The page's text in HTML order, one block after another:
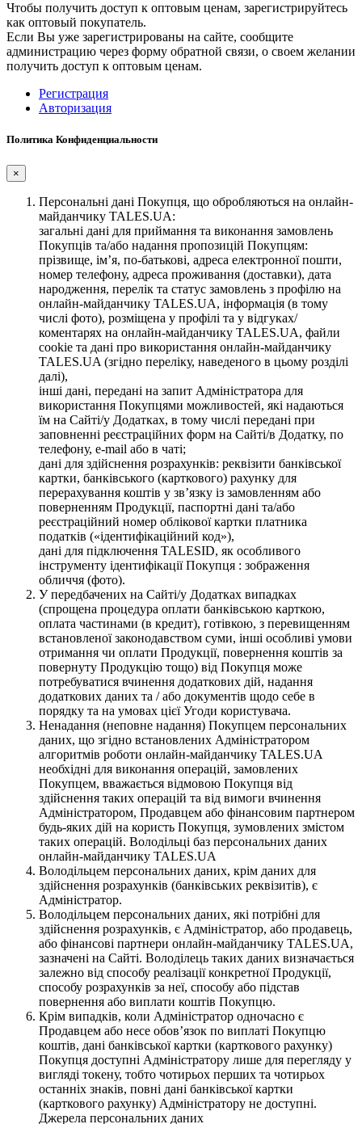
Чтобы получить доступ к оптовым ценам, зарегистрируйтесь
как оптовый покупатель.
Если Вы уже зарегистрированы на сайте, сообщите
администрацию через форму обратной связи, о своем желании
получить доступ к оптовым ценам.
Регистрация
Авторизация
Политика Конфиденциальности
×
Персональні дані Покупця, що обробляються на онлайн-
майданчику TALES.UA:
загальні дані для приймання та виконання замовлень
Покупців та/або надання пропозицій Покупцям:
прізвище, ім’я, по-батькові, адреса електронної пошти,
номер телефону, адреса проживання (доставки), дата
народження, перелік та статус замовлень з профілю на
онлайн-майданчику TALES.UA, інформація (в тому
числі фото), розміщена у профілі та у відгуках/
коментарях на онлайн-майданчику TALES.UA, файли
cookie та дані про використання онлайн-майданчику
TALES.UA (згідно переліку, наведеного в цьому розділі
далі),
інші дані, передані на запит Адміністратора для
використання Покупцями можливостей, які надаються
їм на Сайті/у Додатках, в тому числі передані при
заповненні реєстраційних форм на Сайті/в Додатку, по
телефону, e-mail або в чаті;
дані для здійснення розрахунків: реквізити банківської
картки, банківського (карткового) рахунку для
перерахування коштів у зв’язку із замовленням або
поверненням Продукції, паспортні дані та/або
реєстраційний номер облікової картки платника
податків («ідентифікаційний код»),
дані для підключення TALESID, як особливого
інструменту ідентифікації Покупця : зображення
обличчя (фото).
У передбачених на Сайті/у Додатках випадках
(спрощена процедура оплати банківською карткою,
оплата частинами (в кредит), готівкою, з перевищенням
встановленої законодавством суми, інші особливі умови
отримання чи оплати Продукції, повернення коштів за
повернуту Продукцію тощо) від Покупця може
потребуватися вчинення додаткових дій, надання
додаткових даних та / або документів щодо себе в
порядку та на умовах цієї Угоди користувача.
Ненадання (неповне надання) Покупцем персональних
даних, що згідно встановлених Адміністратором
алгоритмів роботи онлайн-майданчику TALES.UA
необхідні для виконання операцій, замовлених
Покупцем, вважається відмовою Покупця від
здійснення таких операцій та від вимоги вчинення
Адміністратором, Продавцем або фінансовим партнером
будь-яких дій на користь Покупця, зумовлених змістом
таких операцій. Володільці баз персональних даних
онлайн-майданчику TALES.UA
Володільцем персональних даних, крім даних для
здійснення розрахунків (банківських реквізитів), є
Адміністратор.
Володільцем персональних даних, які потрібні для
здійснення розрахунків, є Адміністратор, або продавець,
або фінансові партнери онлайн-майданчику TALES.UA,
зазначені на Сайті. Володілець таких даних визначається
залежно від способу реалізації конкретної Продукції,
способу розрахунків за неї, способу або підстав
повернення або виплати коштів Покупцю.
Крім випадків, коли Адміністратор одночасно є
Продавцем або несе обов’язок по виплаті Покупцю
коштів, дані банківської картки (карткового рахунку)
Покупця доступні Адміністратору лише для перегляду у
вигляді токену, тобто чотирьох перших та чотирьох
останніх знаків, повні дані банківської картки
(карткового рахунку) Адміністратору не доступні.
Джерела персональних даних